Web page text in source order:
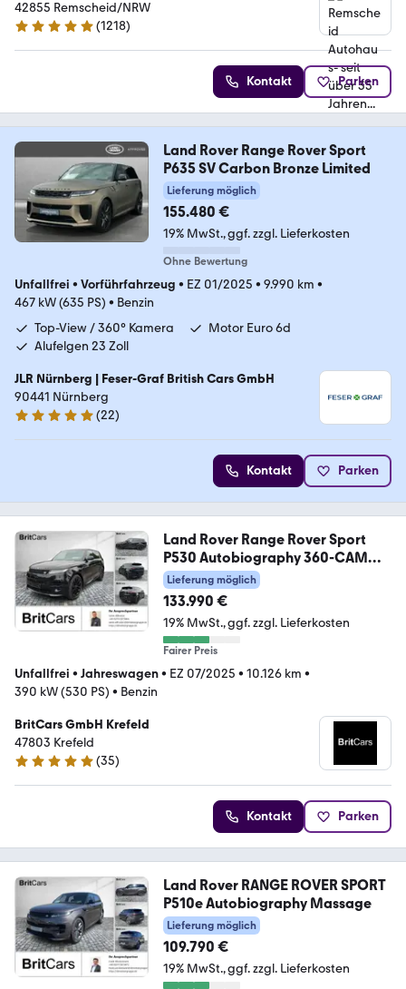
42855 Remscheid/NRW
4.8 Sterne
(1218)
Kontakt Parken
Land Rover Range Rover Sport
P635 SV Carbon Bronze Limited
Lieferung möglich
155.480 €
19% MwSt. ggf. zzgl. Lieferkosten
Ohne Bewertung
Unfallfrei • Vorführfahrzeug • EZ 01/2025 • 9.990 km •
467 kW (635 PS) • Benzin
Top-View / 360° Kamera
Motor Euro 6d
Alufelgen 23 Zoll
JLR Nürnberg | Feser-Graf British Cars GmbH
90441 Nürnberg
5 Sterne
(22)
Kontakt Parken
Land Rover Range Rover Sport
P530 Autobiography 360-CAM
ACC
Lieferung möglich
133.990 €
19% MwSt. ggf. zzgl. Lieferkosten
Fairer Preis
Unfallfrei • Jahreswagen• EZ 07/2025 • 10.126 km •
390 kW (530 PS) • Benzin
BritCars GmbH Krefeld
47803 Krefeld
4.8 Sterne
(35)
Kontakt Parken
Land Rover RANGE ROVER SPORT
P510e Autobiography Massage
Lieferung möglich
109.790 €
19% MwSt. ggf. zzgl. Lieferkosten